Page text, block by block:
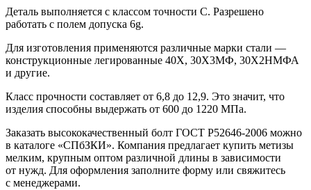
Деталь выполняется с классом точности С. Разрешено
работать с полем допуска 6g.
Для изготовления применяются различные марки стали —
конструкционные легированные 40Х, 30Х3МФ, 30Х2НМФА
и другие.
Класс прочности составляет от 6,8 до 12,9. Это значит, что
изделия способны выдержать от 600 до 1220 МПа.
Заказать высококачественный болт ГОСТ Р52646-2006 можно
в каталоге «СПбЗКИ». Компания предлагает купить метизы
мелким, крупным оптом различной длины в зависимости
от нужд. Для оформления заполните форму или свяжитесь
с менеджерами.